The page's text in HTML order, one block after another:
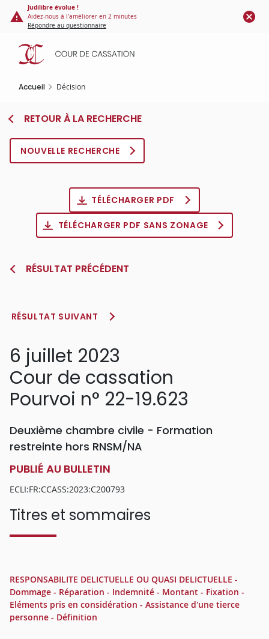
Panneau de gestion des cookies
contenu
principal
Judilibre évolue !
Aidez-nous à l'améliorer en 2 minutes
Répondre au questionnaire
Accueil Décision
RETOUR À LA RECHERCHE
NOUVELLE RECHERCHE
TÉLÉCHARGER PDF
TÉLÉCHARGER PDF SANS ZONAGE
RÉSULTAT PRÉCÉDENT
RÉSULTAT SUIVANT
6 juillet 2023
Cour de cassation
Pourvoi n° 22-19.623
Deuxième chambre civile - Formation
restreinte hors RNSM/NA
PUBLIÉ AU BULLETIN
ECLI:FR:CCASS:2023:C200793
Titres et sommaires
RESPONSABILITE DELICTUELLE OU QUASI DELICTUELLE -
Dommage - Réparation - Indemnité - Montant - Fixation -
Eléments pris en considération - Assistance d'une tierce
personne - Définition